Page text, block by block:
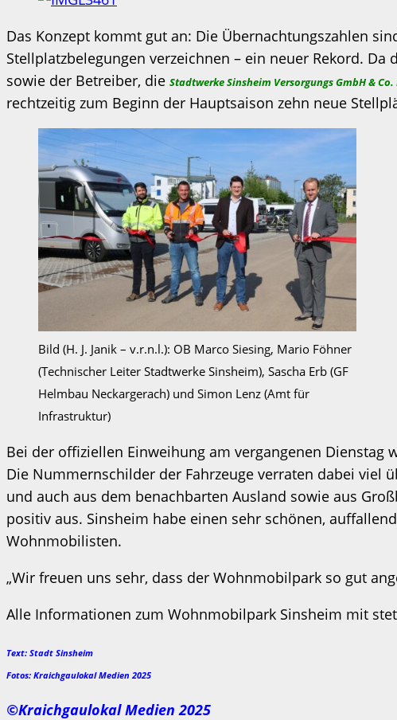
Das Konzept kommt gut an: Die Übernachtungszahlen
Stellplatzbelegungen verzeichnen – ein neuer Rekord.
sowie der Betreiber, die Stadtwerke Sinsheim Versorgungs GmbH & Co.
rechtzeitig zum Beginn der Hauptsaison zehn neue
Bild (H. J. Janik – v.r.n.l.): OB Marco Siesing, Mario Föhner
(Technischer Leiter Stadtwerke Sinsheim), Sascha Erb (GF
Helmbau Neckargerach) und Simon Lenz (Amt für
Infrastruktur)
Bei der offiziellen Einweihung am vergangenen Dienstag
Die Nummernschilder der Fahrzeuge verraten dabei viel
und auch aus dem benachbarten Ausland sowie aus
positiv aus. Sinsheim habe einen sehr schönen,
Wohnmobilisten.
„Wir freuen uns sehr, dass der Wohnmobilpark so gut
Alle Informationen zum Wohnmobilpark Sinsheim mit
Text: Stadt Sinsheim
Fotos: Kraichgaulokal Medien 2025
©Kraichgaulokal Medien 2025